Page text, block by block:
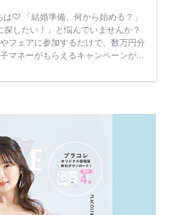
は♡ 「結婚準備、何から始める？」
探したい！」と悩んでいませんか？
フェアに参加するだけで、数万円分
マネーがもらえるキャンペーンがあ
選ぶと損をしてしまうことも……。
ラコレの特典は？」といった疑問も
ずは診断で候補を絞れる「ウェディ
」か、体験型 […]続きを読む